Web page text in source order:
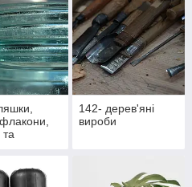
142- дерев'яні
вироби